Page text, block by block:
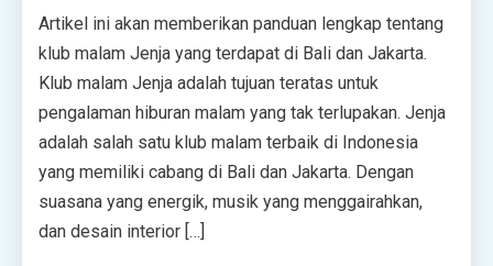
Artikel ini akan memberikan panduan lengkap tentang
klub malam Jenja yang terdapat di Bali dan Jakarta.
Klub malam Jenja adalah tujuan teratas untuk
pengalaman hiburan malam yang tak terlupakan. Jenja
adalah salah satu klub malam terbaik di Indonesia
yang memiliki cabang di Bali dan Jakarta. Dengan
suasana yang energik, musik yang menggairahkan,
dan desain interior […]